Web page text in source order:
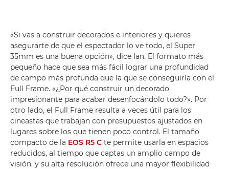
«Si vas a construir decorados e interiores y quieres
asegurarte de que el espectador lo ve todo, el Super
35mm es una buena opción», dice Ian. El formato más
pequeño hace que sea más fácil lograr una profundidad
de campo más profunda que la que se conseguiría con el
Full Frame. «¿Por qué construir un decorado
impresionante para acabar desenfocándolo todo?». Por
otro lado, el Full Frame resulta a veces útil para los
cineastas que trabajan con presupuestos ajustados en
lugares sobre los que tienen poco control. El tamaño
compacto de la EOS R5 C te permite usarla en espacios
reducidos, al tiempo que captas un amplio campo de
visión, y su alta resolución ofrece una mayor flexibilidad